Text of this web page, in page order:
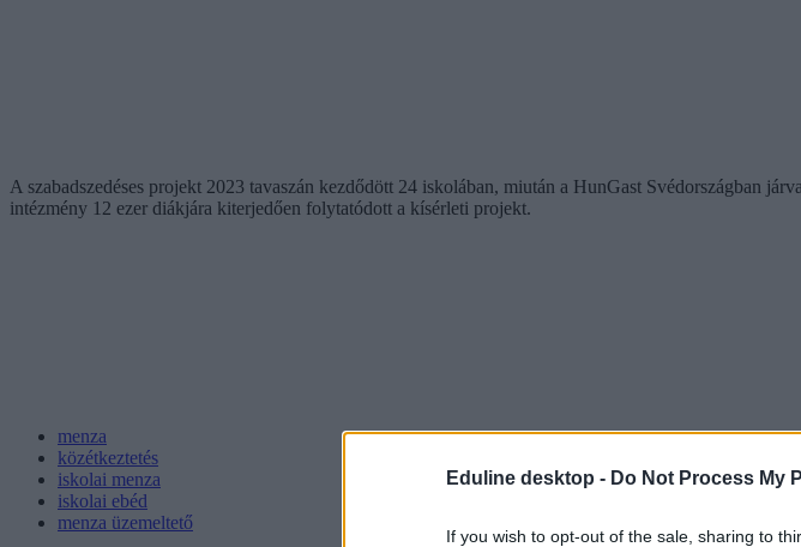
Eduline desktop - Do Not Process My
If you wish to opt-out of the sale, sharing to
A szabadszedéses projekt 2023 tavaszán kezdődött 24 iskolában, miután a HunGast Svédországban
intézmény 12 ezer diákjára kiterjedően folytatódott a kísérleti projekt.
menza
közétkeztetés
iskolai menza
iskolai ebéd
menza üzemeltető